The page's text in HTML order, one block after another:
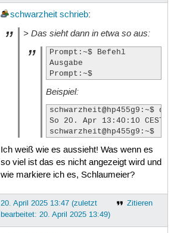
schwarzheit schrieb:
> Das sieht dann in etwa so aus:
Prompt:~$ Befehl
Ausgabe
Prompt:~$
Beispiel:
schwarzheit@hp455g9:~$
So 20. Apr 13:40:10 CEST
schwarzheit@hp455g9:~$
Ich weiß wie es aussieht! Was wenn es
so viel ist das es nicht angezeigt wird und
wie markiere ich es, Schlaumeier?
Zitieren
20. April 2025 13:47 (zuletzt
bearbeitet: 20. April 2025 13:49)